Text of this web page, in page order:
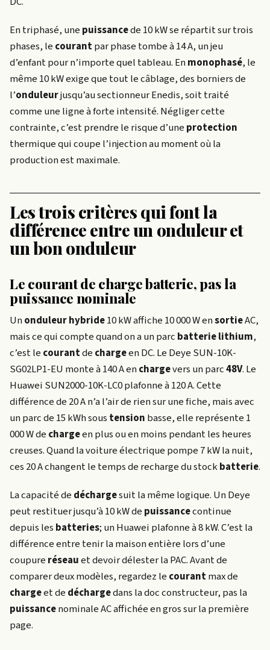
En triphasé, une puissancede 10 kW se répartit sur trois
phases, le courantpar phase tombe à 14 A, un jeu
d’enfant pour n’importe quel tableau. Enmonophasé, le
même 10 kW exige que tout le câblage, des borniers de
l’onduleurjusqu’au sectionneur Enedis, soit traité
comme une ligne à forte intensité. Négliger cette
contrainte, c’est prendre le risque d’une protection
thermique qui coupe l’injection au moment où la
production est maximale.
Les trois critères qui font la
différence entre un onduleur et
un bon onduleur
Le courant de charge batterie, pas la
puissance nominale
Unonduleur hybride10 kW affiche 10 000 W ensortieAC,
mais ce qui compte quand on a un parc batterielithium,
c’est le courantde chargeen DC. Le Deye SUN-10K-
SG02LP1-EU monte à 140 A enchargevers un parc48V. Le
Huawei SUN2000-10K-LC0 plafonne à 120 A. Cette
différence de 20 A n’a l’air de rien sur une fiche, mais avec
un parc de 15 kWh sous tension basse, elle représente 1
000 W de chargeen plus ou en moins pendant les heures
creuses. Quand la voiture électrique pompe 7 kW la nuit,
ces 20 A changent le temps de recharge du stockbatterie.
La capacité de déchargesuit la même logique. Un Deye
peut restituer jusqu’à 10 kW de puissancecontinue
depuis les batteries; un Huawei plafonne à 8 kW. C’est la
différence entre tenir la maison entière lors d’une
coupure réseauet devoir délester la PAC. Avant de
comparer deux modèles, regardez le courantmax de
chargeet de déchargedans la doc constructeur, pas la
puissancenominale AC affichée en gros sur la première
page.